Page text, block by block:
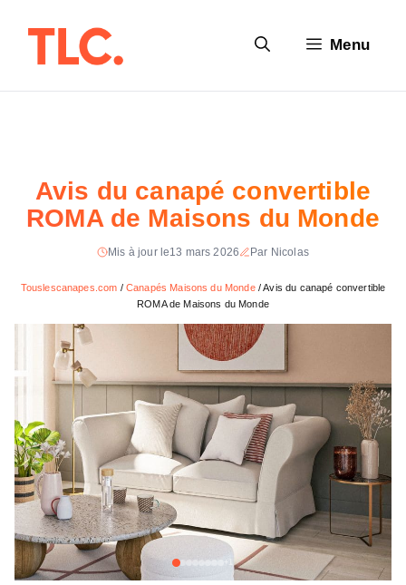
Menu
Avis du canapé convertible
ROMA de Maisons du Monde
Mis à jour le13 mars 2026 Par Nicolas
Touslescanapes.com / Canapés Maisons du Monde/Avis du canapé convertible
ROMA de Maisons du Monde